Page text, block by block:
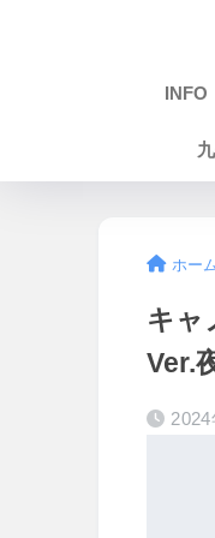
INFO
ホー
キャ
Ver.
2024